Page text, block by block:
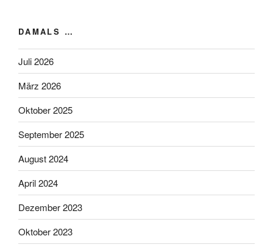
DAMALS …
Juli 2026
März 2026
Oktober 2025
September 2025
August 2024
April 2024
Dezember 2023
Oktober 2023